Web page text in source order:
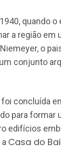
quando
a região em
o
conjunto
concluída
para formar
edifícios
Casa do